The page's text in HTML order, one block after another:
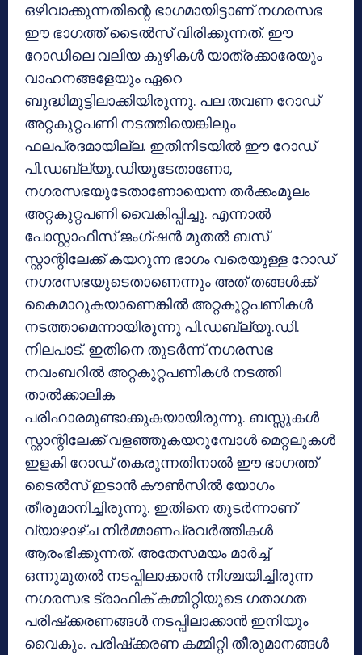
ഒഴിവാക്കുന്നതിന്റെ ഭാഗമായിട്ടാണ് നഗരസഭ
ഈ ഭാഗത്ത് ടൈല്‍സ് വിരിക്കുന്നത്. ഈ
റോഡിലെ വലിയ കുഴികള്‍ യാത്രക്കാരേയും
വാഹനങ്ങളേയും ഏറെ
ബുദ്ധിമുട്ടിലാക്കിയിരുന്നു. പല തവണ റോഡ്
അറ്റകുറ്റപണി നടത്തിയെങ്കിലും
ഫലപ്രദമായില്ല. ഇതിനിടയില്‍ ഈ റോഡ്
പി.ഡബ്ല്യൂ.ഡിയുടേതാണോ,
നഗരസഭയുടേതാണോയെന്ന തര്‍ക്കംമൂലം
അറ്റകുറ്റപണി വൈകിപ്പിച്ചു. എന്നാല്‍
പോസ്റ്റാഫീസ് ജംഗ്ഷന്‍ മുതല്‍ ബസ്
സ്റ്റാന്റിലേക്ക് കയറുന്ന ഭാഗം വരെയുള്ള റോഡ്
നഗരസഭയുടെതാണെന്നും അത് തങ്ങള്‍ക്ക്
കൈമാറുകയാണെങ്കില്‍ അറ്റകുറ്റപണികള്‍
നടത്താമെന്നായിരുന്നു പി.ഡബ്ല്യൂ.ഡി.
നിലപാട്. ഇതിനെ തുടര്‍ന്ന് നഗരസഭ
നവംബറില്‍ അറ്റകുറ്റപണികള്‍ നടത്തി
താല്‍ക്കാലിക
പരിഹാരമുണ്ടാക്കുകയായിരുന്നു. ബസ്സുകള്‍
സ്റ്റാന്റിലേക്ക് വളഞ്ഞുകയറുമ്പോള്‍ മെറ്റലുകള്‍
ഇളകി റോഡ് തകരുന്നതിനാല്‍ ഈ ഭാഗത്ത്
ടൈല്‍സ് ഇടാന്‍ കൗണ്‍സില്‍ യോഗം
തീരുമാനിച്ചിരുന്നു. ഇതിനെ തുടര്‍ന്നാണ്
വ്യാഴാഴ്ച നിര്‍മ്മാണപ്രവര്‍ത്തികള്‍
ആരംഭിക്കുന്നത്. അതേസമയം മാര്‍ച്ച്
ഒന്നുമുതല്‍ നടപ്പിലാക്കാന്‍ നിശ്ചയിച്ചിരുന്ന
നഗരസഭ ട്രാഫിക് കമ്മിറ്റിയുടെ ഗതാഗത
പരിഷ്‌ക്കരണങ്ങള്‍ നടപ്പിലാക്കാന്‍ ഇനിയും
വൈകും. പരിഷ്‌ക്കരണ കമ്മിറ്റി തീരുമാനങ്ങള്‍